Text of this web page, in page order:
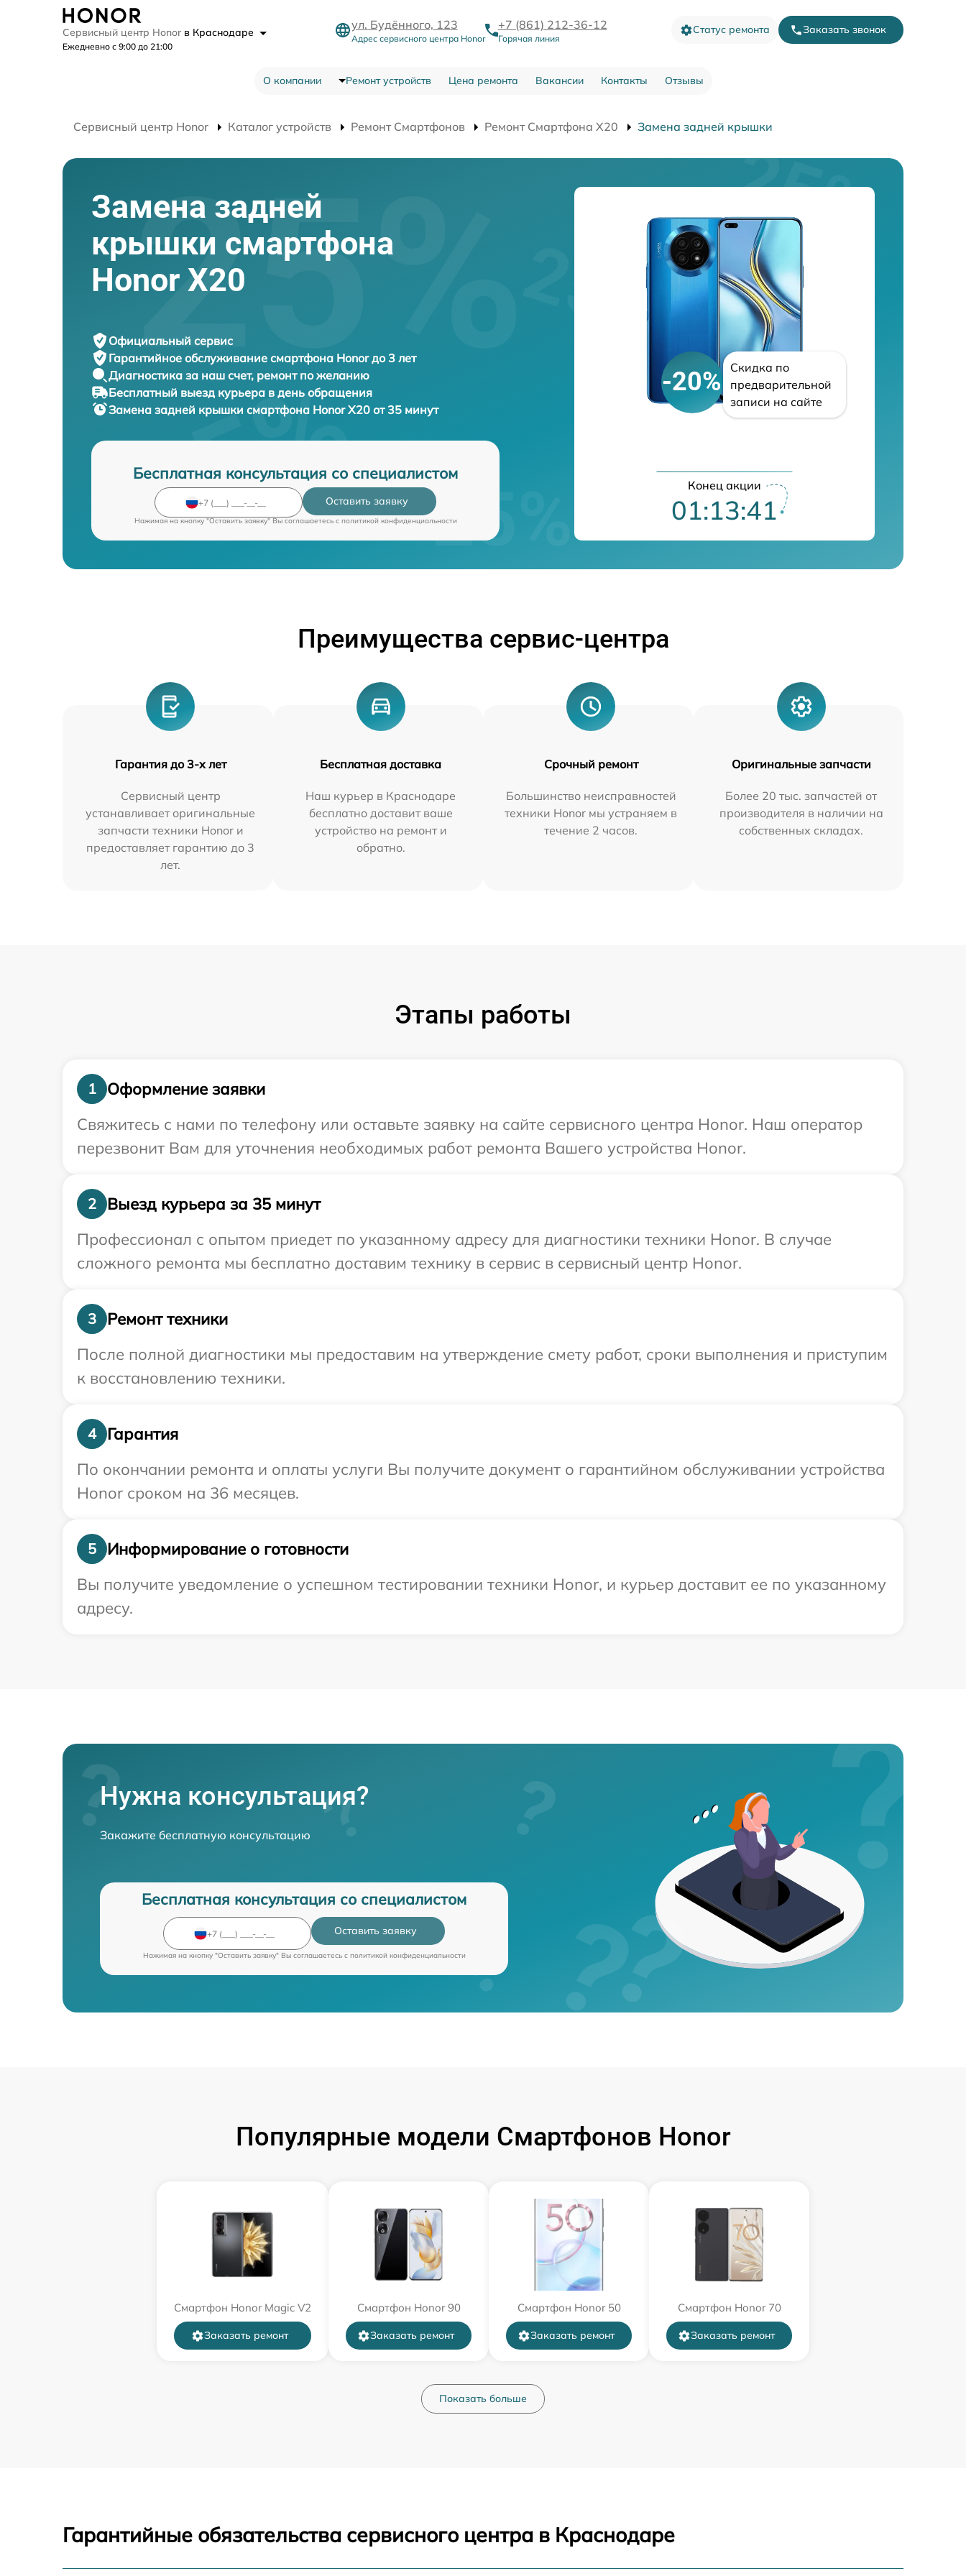
Сервисный центр Honor в Краснодаре
Ежедневно с 9:00 до 21:00
ул. Будённого, 123
Адрес сервисного центра Honor
+7 (861) 212-36-12
Горячая линия
Статус ремонта Заказать звонок
О компании Ремонт устройств Цена ремонта Вакансии Контакты Отзывы
Сервисный центр Honor Каталог устройств Ремонт Смартфонов Ремонт Смартфона X20 Замена задней крышки
Замена задней
крышки смартфона
Honor X20
Официальный сервис
Гарантийное обслуживание смартфона Honor до 3 лет
Диагностика за наш счет, ремонт по желанию
Бесплатный выезд курьера в день обращения
Замена задней крышки смартфона Honor X20 от 35 минут
Бесплатная консультация со специалистом
Оставить заявку
Нажимая на кнопку "Оставить заявку" Вы соглашаетесь c политикой конфиденциальности
-20%
Скидка по
предварительной
записи на сайте
Конец акции
01:13:40
Преимущества сервис-центра
Гарантия до 3-х лет
Сервисный центр
устанавливает оригинальные
запчасти техники Honor и
предоставляет гарантию до 3
лет.
Бесплатная доставка
Наш курьер в Краснодаре
бесплатно доставит ваше
устройство на ремонт и
обратно.
Срочный ремонт
Большинство неисправностей
техники Honor мы устраняем в
течение 2 часов.
Оригинальные запчасти
Более 20 тыс. запчастей от
производителя в наличии на
собственных складах.
Этапы работы
1
Оформление заявки
Свяжитесь с нами по телефону или оставьте заявку на сайте сервисного центра Honor. Наш оператор
перезвонит Вам для уточнения необходимых работ ремонта Вашего устройства Honor.
2
Выезд курьера за 35 минут
Профессионал с опытом приедет по указанному адресу для диагностики техники Honor. В случае
сложного ремонта мы бесплатно доставим технику в сервис в сервисный центр Honor.
3
Ремонт техники
После полной диагностики мы предоставим на утверждение смету работ, сроки выполнения и приступим
к восстановлению техники.
4
Гарантия
По окончании ремонта и оплаты услуги Вы получите документ о гарантийном обслуживании устройства
Honor сроком на 36 месяцев.
5
Информирование о готовности
Вы получите уведомление о успешном тестировании техники Honor, и курьер доставит ее по указанному
адресу.
Нужна консультация?
Закажите бесплатную консультацию
Бесплатная консультация со специалистом
Оставить заявку
Нажимая на кнопку "Оставить заявку" Вы соглашаетесь c политикой конфиденциальности
Популярные модели Смартфонов Honor
Смартфон Honor Magic V2
Заказать ремонт
Смартфон Honor 90
Заказать ремонт
Смартфон Honor 50
Заказать ремонт
Смартфон Honor 70
Заказать ремонт
Показать больше
Гарантийные обязательства сервисного центра в Краснодаре